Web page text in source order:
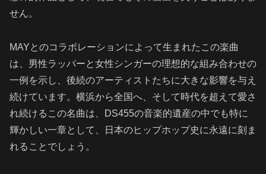
せん。
MAYとのコラボレーションによって生まれたこの楽曲
は、男性ラッパーと女性シンガーの理想的な組み合わせの
一例を示し、後続のアーティストたちに大きな影響を与え
続けています。横浜から全国へ、そして時代を超えて愛さ
れ続けるこの名曲は、DS455の音楽的遺産の中でも特に
輝かしい一章として、日本のヒップホップ史に永遠に刻ま
れることでしょう。